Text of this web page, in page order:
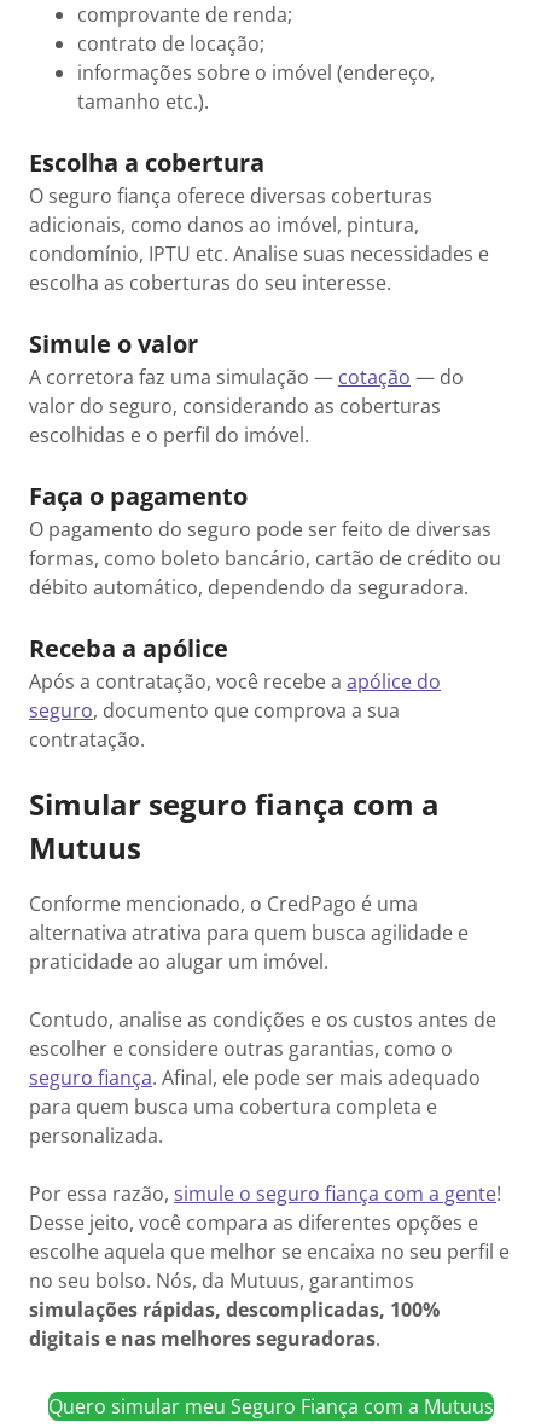
comprovante de renda;
contrato de locação;
informações sobre o imóvel (endereço,
tamanho etc.).
Escolha a cobertura
O seguro fiança oferece diversas coberturas
adicionais, como danos ao imóvel, pintura,
condomínio, IPTU etc. Analise suas necessidades e
escolha as coberturas do seu interesse.
Simule o valor
A corretora faz uma simulação — cotação — do
valor do seguro, considerando as coberturas
escolhidas e o perfil do imóvel.
Faça o pagamento
O pagamento do seguro pode ser feito de diversas
formas, como boleto bancário, cartão de crédito ou
débito automático, dependendo da seguradora.
Receba a apólice
Após a contratação, você recebe a apólice do
seguro, documento que comprova a sua
contratação.
Simular seguro fiança com a
Mutuus
Conforme mencionado, o CredPago é uma
alternativa atrativa para quem busca agilidade e
praticidade ao alugar um imóvel.
Contudo, analise as condições e os custos antes de
escolher e considere outras garantias, como o
seguro fiança. Afinal, ele pode ser mais adequado
para quem busca uma cobertura completa e
personalizada.
Por essa razão, simule o seguro fiança com a gente!
Desse jeito, você compara as diferentes opções e
escolhe aquela que melhor se encaixa no seu perfil e
no seu bolso. Nós, da Mutuus, garantimos
simulações rápidas, descomplicadas, 100%
digitais e nas melhores seguradoras.
Quero simular meu Seguro Fiança com a Mutuus